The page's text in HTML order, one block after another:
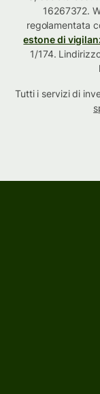
16267372.
regolamentata
estone di
1/174.
Tutti i servizi di